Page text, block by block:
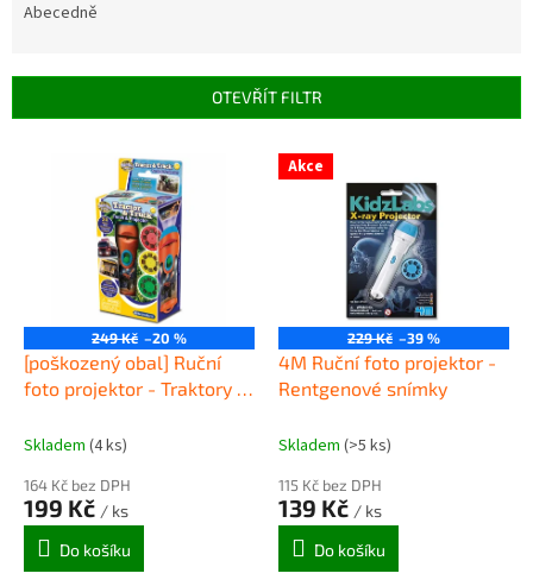
r
Abecedně
OTEVŘÍT FILTR
249 Kč –20 %
[poškozený obal] Ruční
foto projektor - Traktory a
Skladem (4 ks)
164 Kč bez DPH
199 Kč / ks
Do košíku
Akce
229 Kč –39 %
4M Ruční foto projektor -
Rentgenové snímky
Skladem (>5 ks)
115 Kč bez DPH
139 Kč / ks
Do košíku